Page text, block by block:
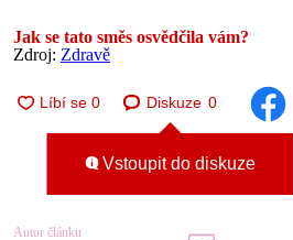
Jak se tato směs osvědčila vám?
Zdroj: Zdravě
Diskuze 0
Vstoupit do diskuze
Autor článku